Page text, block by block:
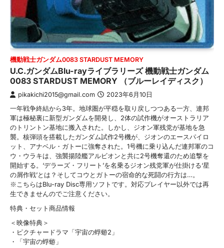
機動戦士ガンダム0083 STARDUST MEMORY
U.C.ガンダムBlu-rayライブラリーズ 機動戦士ガンダム
0083 STARDUST MEMORY （ブルーレイディスク）
pikakichi2015@gmail.com 2023年6月10日
一年戦争終結から3年。地球圏が平穏を取り戻しつつある一方、連邦
軍は極秘裏に新型ガンダムを開発し、2体の試作機がオーストラリア
のトリントン基地に搬入された。しかし、ジオン軍残党が基地を急
襲。核弾頭を搭載したガンダム試作2号機が、ジオンのエースパイロ
ット、アナベル・ガトーに強奪された。1号機に乗り込んだ連邦軍のコ
ウ・ウラキは、強襲揚陸艦アルビオンと共に2号機奪還のため追撃を
開始する。‘デラーズ・フリート’を名乗るジオン残党軍が仕掛ける‘星
の屑作戦’とは？そしてコウとガトーの宿命的な死闘の行方は…。
※こちらはBlu-ray Disc専用ソフトです。対応プレイヤー以外では再
生できませんのでご注意ください。
特典・セット商品情報
＜映像特典＞
・ピクチャードラマ「宇宙の蜉蝣2」
・「宇宙の蜉蝣」